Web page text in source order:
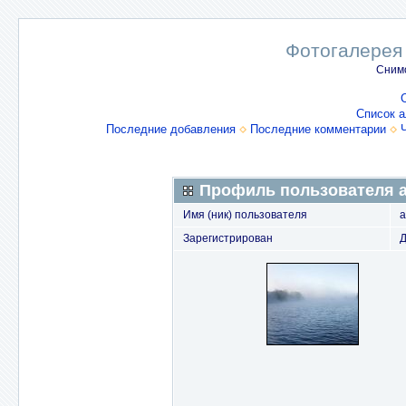
Список
Последние добавления
Последние комментарии
Профиль пользователя
Имя (ник) пользователя
Зарегистрирован